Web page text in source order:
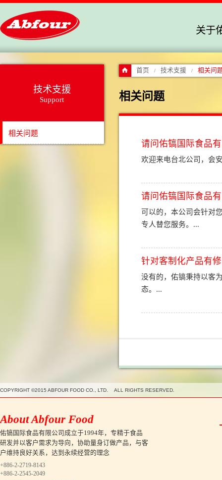
关于
首页 / 技术支援 / 相关问
相关问题
请问佑镐国际食品
欢迎来电台北公司，会
请问佑镐国际食品
可以的，本公司会针对
专人替您服务。...
针对客制化产品有
没有的，佑镐秉持以客
态。...
技术支援
Support
相关问题
COPYRIGHT ©2015 ABFOUR FOOD CO., LTD. ALL RIGHTS RESERVED.
About Abfour Food
佑镐国际食品有限公司成立于1994年，专精于食品
研发并以客户需求为导向，协助量身订做产品，与客
户维持良好关系，达到永续经营的理念
+886-2-2719-8143
+886-2-2545-2049